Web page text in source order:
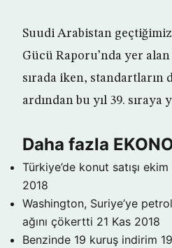
Suudi Arabistan
Gücü Raporu’nda yer alan
sırada iken, standartların
ardından bu yıl 39. sıraya
Daha fazla
Türkiye’de konut satışı ekim
2018
Washington, Suriye’ye
ağını çökertti 21 Kas 2018
Benzinde 19 kuruş indirim